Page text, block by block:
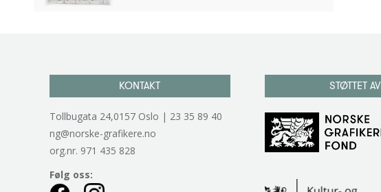
KONTAKT
Tollbugata 24,0157 Oslo | 23 35 89 40
ng@norske-grafikere.no
org.nr. 971 435 828
Følg oss:
STØTTET AV